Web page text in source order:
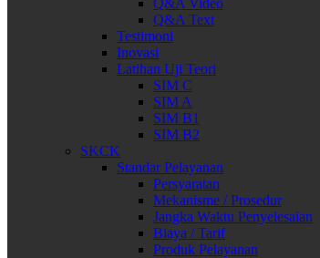
Q&A Video
Q&A Text
Testimoni
Inovasi
Latihan Uji Teori
SIM C
SIM A
SIM B1
SIM B2
SKCK
Standar Pelayanan
Persyaratan
Mekanisme / Prosedur
Jangka Waktu Penyelesaian
Biaya / Tarif
Produk Pelayanan